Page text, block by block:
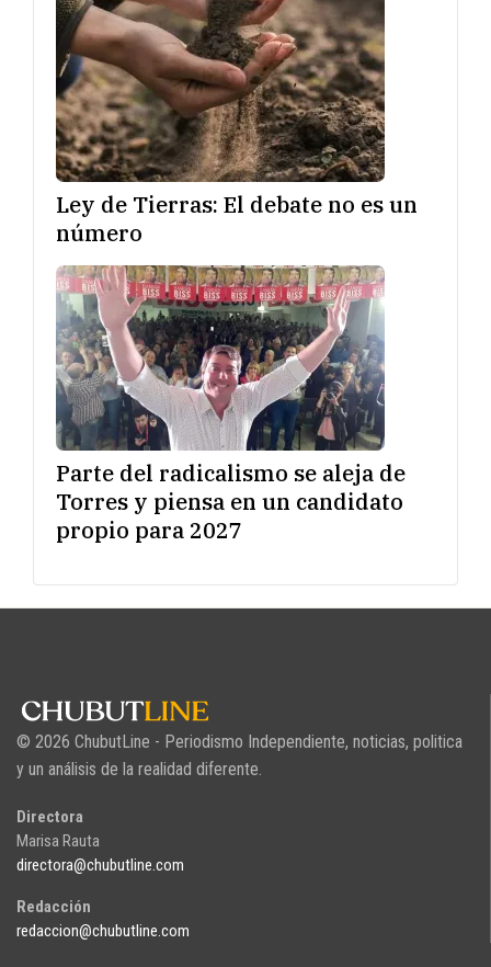
Ley de Tierras: El debate no es un
número
Parte del radicalismo se aleja de
Torres y piensa en un candidato
propio para 2027
© 2026 ChubutLine - Periodismo Independiente, noticias, politica
y un análisis de la realidad diferente.
Directora
Marisa Rauta
directora@chubutline.com
Redacción
redaccion@chubutline.com